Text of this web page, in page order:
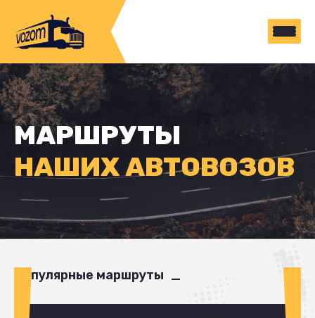
МАРШРУТЫ
НАШИХ АВТОВОЗОВ
Популярные маршруты